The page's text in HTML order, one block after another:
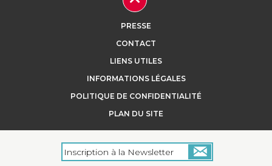
PRESSE
CONTACT
LIENS UTILES
INFORMATIONS LÉGALES
POLITIQUE DE CONFIDENTIALITÉ
PLAN DU SITE